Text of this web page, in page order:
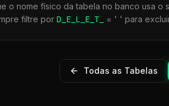
o nome físico da tabela no banco usa o
filtre por D_E_L_E_T_ = ' ' para
Todas as Tabelas